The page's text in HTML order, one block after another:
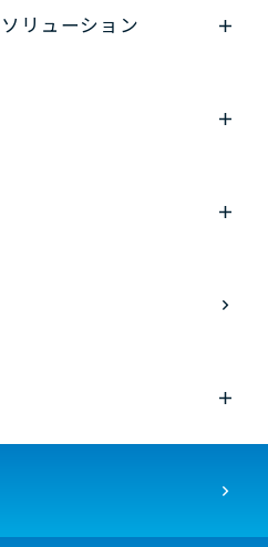
ソリューション